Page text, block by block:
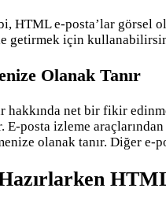
HTML e-posta’lar görsel
getirmek için
Olanak Tanır
hakkında net bir fikir
E-posta izleme
olanak tanır. Diğer